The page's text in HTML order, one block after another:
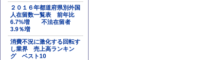
２０１６年都道府県別外国
人在留数一覧表 前年比
6.7%増 不法在留者
3.9％増
消費不況に激化する回転す
し業界 売上高ランキン
グ ベスト10